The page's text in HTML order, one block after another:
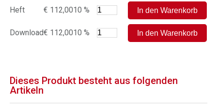
Heft € 112,0010 %
Download€ 112,0010 %
Dieses Produkt besteht aus folgenden
Artikeln